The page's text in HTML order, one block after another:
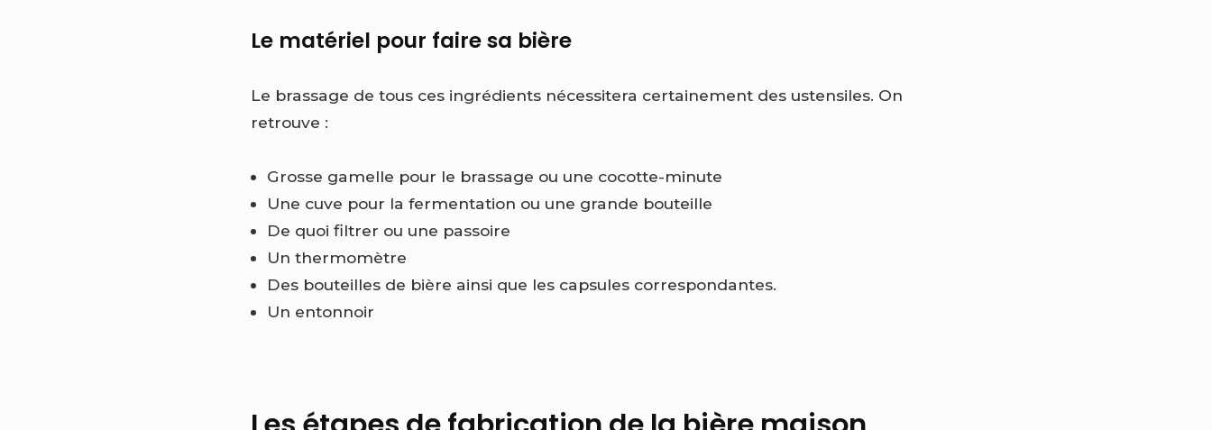
Le matériel pour faire sa bière
Le brassage de tous ces ingrédients nécessitera certainement des ustensiles. On
retrouve :
Grosse gamelle pour le brassage ou une cocotte-minute
Une cuve pour la fermentation ou une grande bouteille
De quoi filtrer ou une passoire
Un thermomètre
Des bouteilles de bière ainsi que les capsules correspondantes.
Un entonnoir